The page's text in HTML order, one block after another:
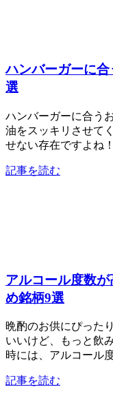
ハンバーガーに
選
ハンバーガーに合う
油をスッキリさせて
せない存在ですよね
記事を読む
アルコール度数
め銘柄9選
晩酌のお供にぴった
いいけど、もっと飲
時には、アルコール
記事を読む